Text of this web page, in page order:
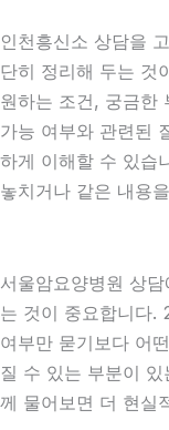
인천흥신소 상담을
단히 정리해 두는
원하는 조건, 궁금한
가능 여부와 관련된
하게 이해할 수 있습
놓치거나 같은 내용
서울암요양병원 상
는 것이 중요합니다
여부만 묻기보다 어
질 수 있는 부분이
께 물어보면 더 현실